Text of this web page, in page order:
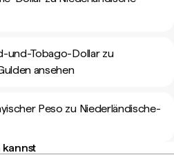
und-Tobago-Dollar zu
ansehen
Peso zu Niederländische-
kannst